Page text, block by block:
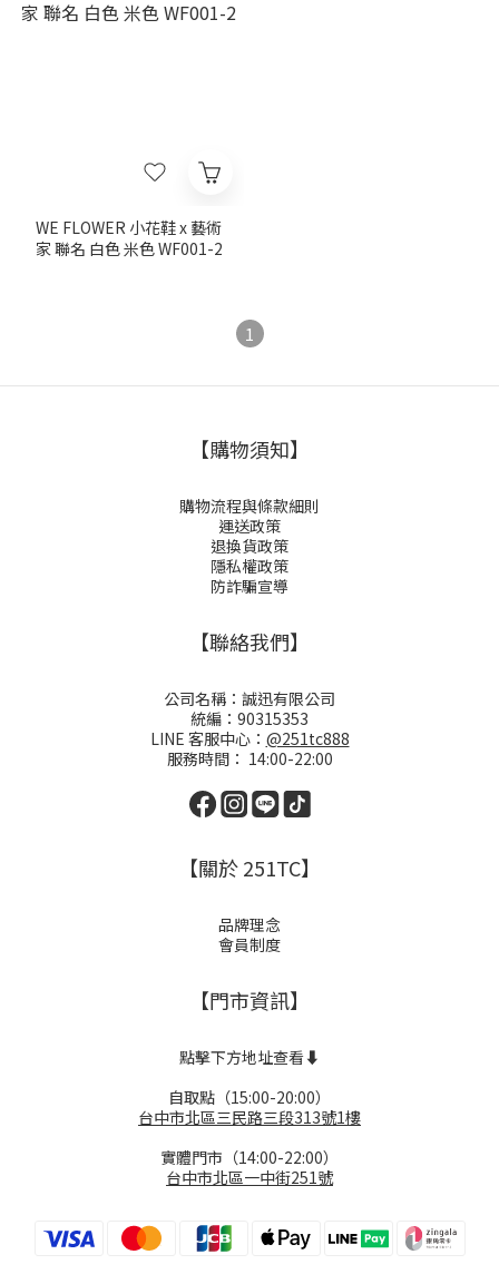
WE FLOWER 小花鞋 x 藝術
家 聯名 白色 米色 WF001-2
1
【購物須知】
購物流程與條款細則
運送政策
退換貨政策
隱私權政策
防詐騙宣導
【聯絡我們】
公司名稱：誠迅有限公司
統編：90315353
LINE 客服中心： @251tc888
服務時間： 14:00-22:00
【關於 251TC】
品牌理念
會員制度
【門市資訊】
點擊下方地址查看⬇️
自取點（15:00-20:00）
台中市北區三民路三段313號1樓
實體門市（14:00-22:00）
台中市北區一中街251號